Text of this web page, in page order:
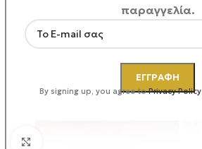
παραγγελία.
By signing up, you agree toPrivacy Policy